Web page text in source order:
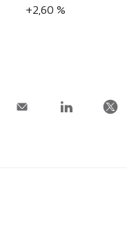
+2,60 %